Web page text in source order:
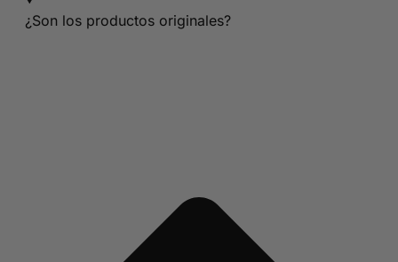
¿Son los productos originales?